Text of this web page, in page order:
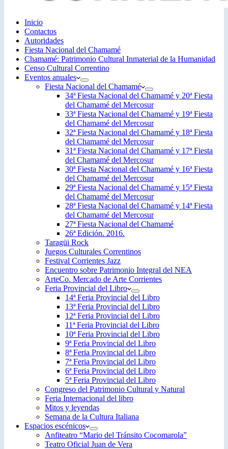
Inicio
Contactos
Autoridades
Fiesta Nacional del Chamamé
Chamamé: Patrimonio Cultural Inmaterial de la Humanidad
Censo Cultural Correntino
Eventos anuales
Fiesta Nacional del Chamamé
34ª Fiesta Nacional del Chamamé y 20ª Fiesta
del Chamamé del Mercosur
33ª Fiesta Nacional del Chamamé y 19ª Fiesta
del Chamamé del Mercosur
32ª Fiesta Nacional del Chamamé y 18ª Fiesta
del Chamamé del Mercosur
31ª Fiesta Nacional del Chamamé y 17ª Fiesta
del Chamamé del Mercosur
30ª Fiesta Nacional del Chamamé y 16ª Fiesta
del Chamamé del Mercosur
29ª Fiesta Nacional del Chamamé y 15ª Fiesta
del Chamamé del Mercosur
28ª Fiesta Nacional del Chamamé y 14ª Fiesta
del Chamamé del Mercosur
27ª Fiesta Nacional del Chamamé
26ª Edición. 2016.
Taragüi Rock
Juegos Culturales Correntinos
Festival Corrientes Jazz
Encuentro sobre Patrimonio Integral del NEA
ArteCo. Mercado de Arte Corrientes
Feria Provincial del Libro
14ª Feria Provincial del Libro
13ª Feria Provincial del Libro
12ª Feria Provincial del Libro
11ª Feria Provincial del Libro
10ª Feria Provincial del Libro
9ª Feria Provincial del Libro
8ª Feria Provincial del Libro
7ª Feria Provincial del Libro
6ª Feria Provincial del Libro
5ª Feria Provincial del Libro
Congreso del Patrimonio Cultural y Natural
Feria Internacional del libro
Mitos y leyendas
Semana de la Cultura Italiana
Espacios escénicos
Anfiteatro “Mario del Tránsito Cocomarola”
Teatro Oficial Juan de Vera